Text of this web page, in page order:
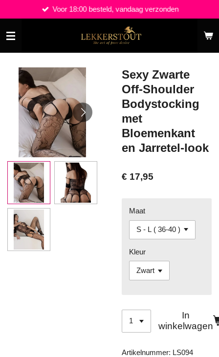
direct
naar
de
hoofdinhoud
Voor 18:00 besteld, vandaag verzonden
Sexy Zwarte
Off-Shoulder
Bodystocking
met
Bloemenkant
en Jarretel-look
€ 17,95
Maat
Kleur
In
winkelwagen
Artikelnummer: LS094